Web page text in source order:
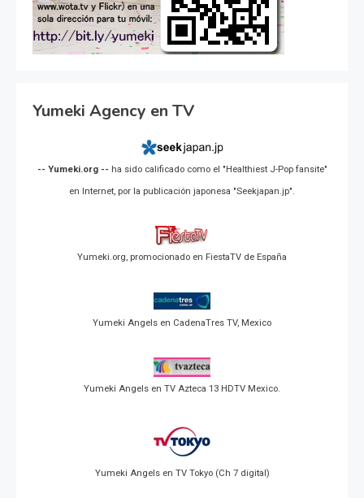
Yumeki Agency en TV
-- Yumeki.org -- ha sido calificado como el "Healthiest J-Pop fansite"
en Internet, por la publicación japonesa "Seekjapan.jp".
Yumeki.org, promocionado en FiestaTV de España
Yumeki Angels en CadenaTres TV, Mexico
Yumeki Angels en TV Azteca 13 HDTV Mexico.
Yumeki Angels en TV Tokyo (Ch 7 digital)